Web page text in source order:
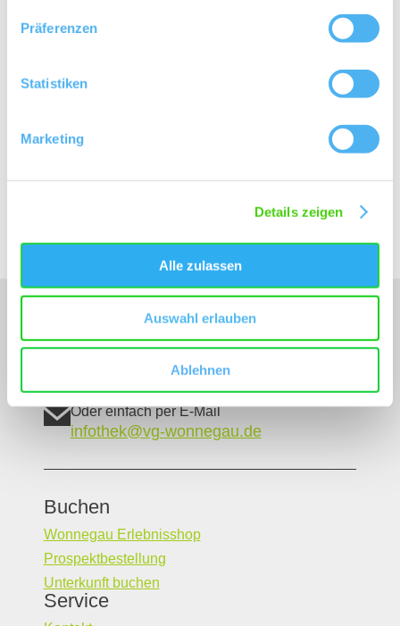
Präferenzen
Statistiken
Marketing
Details zeigen
Alle zulassen
Auswahl erlauben
Ablehnen
Kontaktinformationen:
Hauptstraße 15
info@bossert-gundersheim.de
http://www.bossert-gundersheim.de
Unser Servicekontakt:
Sie benötigen weitere Informationen? Wir helfen
(0049) 6242 5030109
Oder einfach per E-Mail
infothek@vg-wonnegau.de
Buchen
Wonnegau Erlebnisshop
Prospektbestellung
Unterkunft buchen
Service